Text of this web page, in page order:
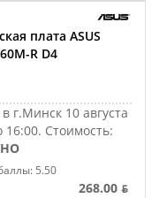
плата ASUS
R D4
г.Минск 10 августа
16:00. Стоимость:
5.50
268.00 ƃ